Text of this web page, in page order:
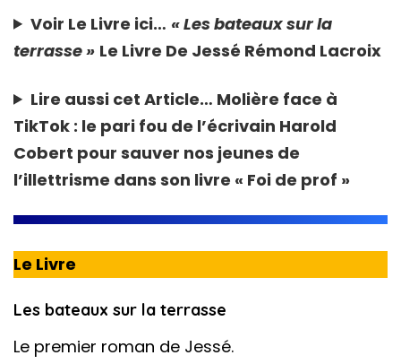
Voir Le Livre ici… « Les bateaux sur la
terrasse » Le Livre De Jessé Rémond Lacroix
Lire aussi cet Article… Molière face à
TikTok : le pari fou de l’écrivain Harold
Cobert pour sauver nos jeunes de
l’illettrisme dans son livre « Foi de prof »
Le Livre
Les bateaux sur la terrasse
Le premier roman de Jessé.